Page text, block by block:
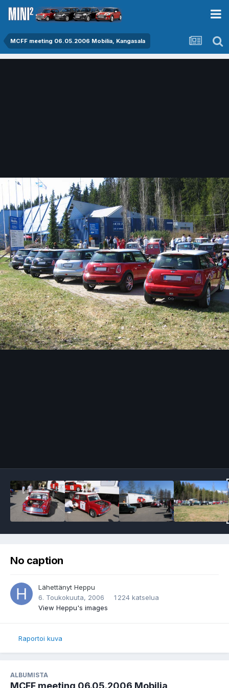
MCFF meeting 06.05.2006 Mobilia, Kangasala
No caption
Lähettänyt Heppu
6. Toukokuuta, 2006
1 224 katselua
View Heppu's images
Raportoi kuva
ALBUMISTA
MCFF meeting 06.05.2006 Mobilia,